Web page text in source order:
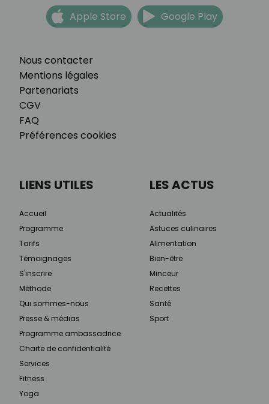
Nous contacter
Mentions légales
Partenariats
CGV
FAQ
Préférences cookies
Apple Store Google Play
LIENS UTILES
Accueil
Programme
Tarifs
Témoignages
S'inscrire
Méthode
Qui sommes-nous
Presse & médias
Programme ambassadrice
Charte de confidentialité
Services
Fitness
Yoga
LES ACTUS
Actualités
Astuces culinaires
Alimentation
Bien-être
Minceur
Recettes
Santé
Sport